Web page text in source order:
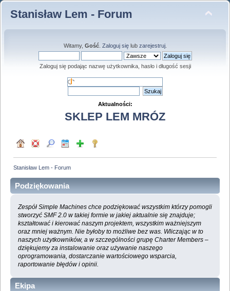
Stanisław Lem - Forum
Witamy, Gość. Zaloguj sięlub zarejestruj.
Zaloguj się podając nazwę użytkownika, hasło i długość sesji
Aktualności:
SKLEP LEM MRÓZ
Stanisław Lem - Forum
Podziękowania
Zespół Simple Machines chce podziękować wszystkim którzy pomogli
stworzyć SMF 2.0 w takiej formie w jakiej aktualnie się znajduje;
kształtować i kierować naszym projektem, wszystkim ważniejszym
oraz mniej ważnym. Nie byłoby to możliwe bez was. Wliczając w to
naszych użytkowników, a w szczególności grupę Charter Members –
dziękujemy za instalowanie oraz używanie naszego
oprogramowania, dostarczanie wartościowego wsparcia,
raportowanie błędów i opinii.
Ekipa